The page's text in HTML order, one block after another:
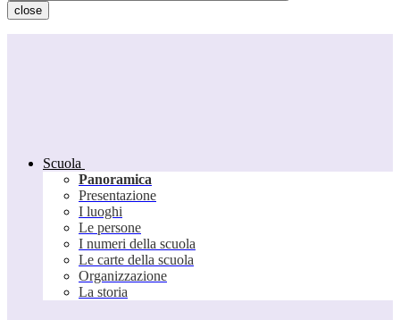
close
Scuola
Panoramica
Presentazione
I luoghi
Le persone
I numeri della scuola
Le carte della scuola
Organizzazione
La storia